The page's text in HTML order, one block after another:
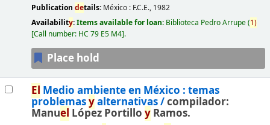
Publication details: México : F.C.E., 1982
Availability:Items available for loan: Biblioteca Pedro Arrupe(1)
Call number: HC 79 E5 M4 .
Place hold
El Medio ambiente en México : temas
problemasyalternativas /compilador:
Manuel López Portillo yRamos.